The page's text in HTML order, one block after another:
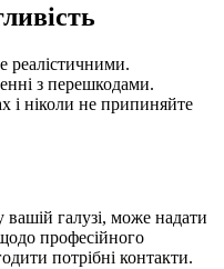
реалістичними.
з перешкодами.
і ніколи не припиняйте
галузі, може надати
професійного
потрібні контакти.